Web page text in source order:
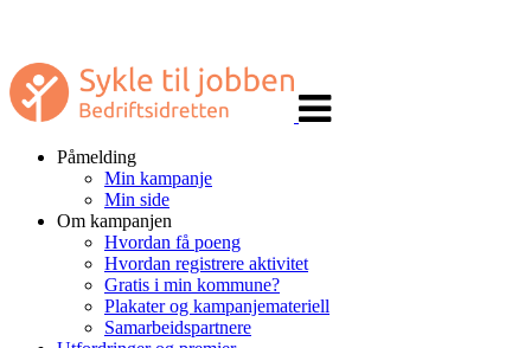
navigasjon
Påmelding
Min kampanje
Min side
Om kampanjen
Hvordan få poeng
Hvordan registrere aktivitet
Gratis i min kommune?
Plakater og kampanjemateriell
Samarbeidspartnere